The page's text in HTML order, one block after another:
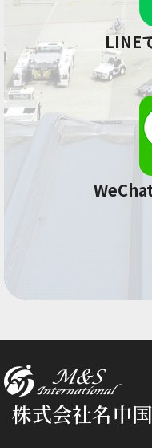
LINE
株式会社名申